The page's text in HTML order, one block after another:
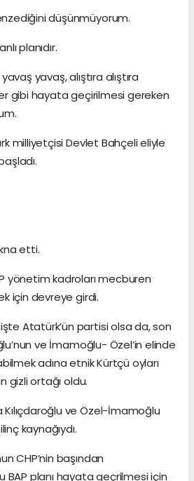
düşünmüyorum.
planıdır.
yavaş, alıştıra alıştıra
gibi hayata geçirilmesi gereken
milliyetçisi Devlet Bahçeli eliyle
etti.
yönetim kadroları mecburen
için devreye girdi.
Atatürk’ün partisi olsa da, son
ve İmamoğlu- Özel’in elinde
adına etnik Kürtçü oyları
gizli ortağı oldu.
Kılıçdaroğlu ve Özel-İmamoğlu
kaynağıydı.
CHP’nin başından
BAP planı hayata geçrilmesi için